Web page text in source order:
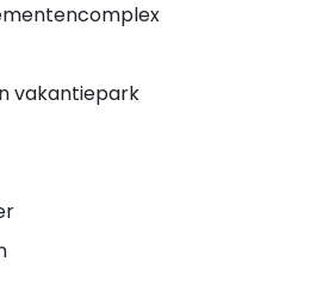
vakantiepark